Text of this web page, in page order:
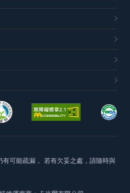
可能疏漏， 若有欠妥之處，請隨時與